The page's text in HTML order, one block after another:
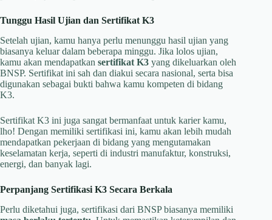
Tunggu Hasil Ujian dan Sertifikat K3
Setelah ujian, kamu hanya perlu menunggu hasil ujian yang
biasanya keluar dalam beberapa minggu. Jika lolos ujian,
kamu akan mendapatkan sertifikat K3 yang dikeluarkan oleh
BNSP. Sertifikat ini sah dan diakui secara nasional, serta bisa
digunakan sebagai bukti bahwa kamu kompeten di bidang
K3.
Sertifikat K3 ini juga sangat bermanfaat untuk karier kamu,
lho! Dengan memiliki sertifikasi ini, kamu akan lebih mudah
mendapatkan pekerjaan di bidang yang mengutamakan
keselamatan kerja, seperti di industri manufaktur, konstruksi,
energi, dan banyak lagi.
Perpanjang Sertifikasi K3 Secara Berkala
Perlu diketahui juga, sertifikasi dari BNSP biasanya memiliki